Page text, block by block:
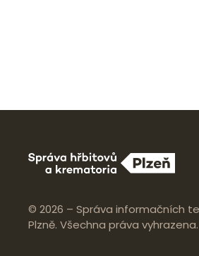
© 2026 – Správa informačních
Plzně. Všechna práva vyhrazena.